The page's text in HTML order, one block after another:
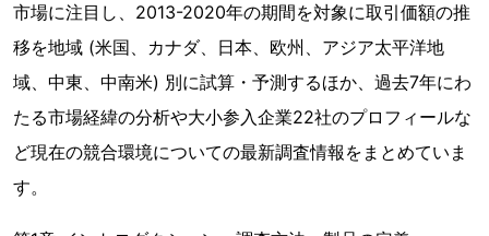
市場に注目し、2013-2020年の期間を対象に取引価額の推
移を地域 (米国、カナダ、日本、欧州、アジア太平洋地
域、中東、中南米) 別に試算・予測するほか、過去7年にわ
たる市場経緯の分析や大小参入企業22社のプロフィールな
ど現在の競合環境についての最新調査情報をまとめていま
す。